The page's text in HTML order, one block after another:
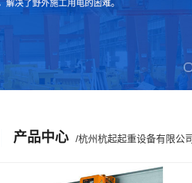
产品中心 /杭州杭起起重设备有限公